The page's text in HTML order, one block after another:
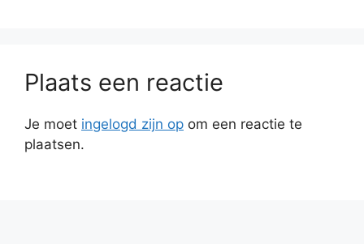
Plaats een reactie
Je moet ingelogd zijn op om een reactie te
plaatsen.